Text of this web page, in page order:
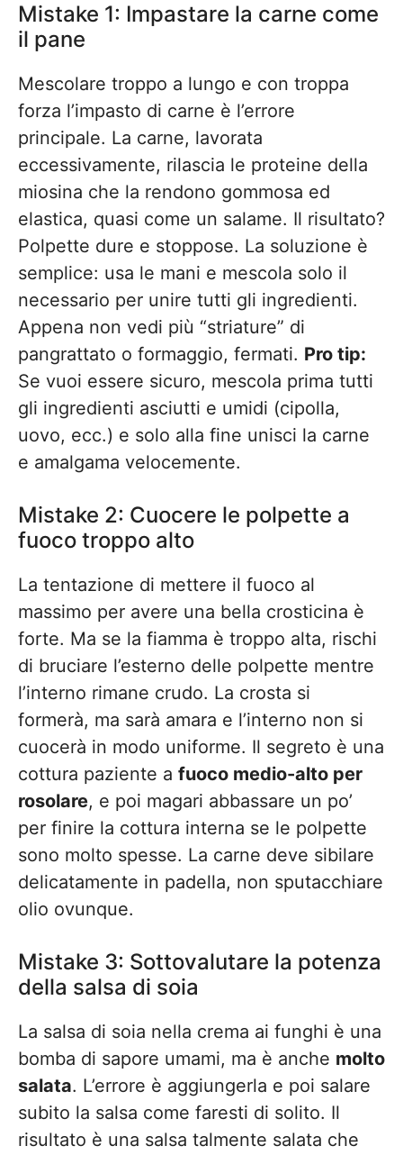
Mistake 1: Impastare la carne come
il pane
Mescolare troppo a lungo e con troppa
forza l’impasto di carne è l’errore
principale. La carne, lavorata
eccessivamente, rilascia le proteine della
miosina che la rendono gommosa ed
elastica, quasi come un salame. Il risultato?
Polpette dure e stoppose. La soluzione è
semplice: usa le mani e mescola solo il
necessario per unire tutti gli ingredienti.
Appena non vedi più “striature” di
pangrattato o formaggio, fermati. Pro tip:
Se vuoi essere sicuro, mescola prima tutti
gli ingredienti asciutti e umidi (cipolla,
uovo, ecc.) e solo alla fine unisci la carne
e amalgama velocemente.
Mistake 2: Cuocere le polpette a
fuoco troppo alto
La tentazione di mettere il fuoco al
massimo per avere una bella crosticina è
forte. Ma se la fiamma è troppo alta, rischi
di bruciare l’esterno delle polpette mentre
l’interno rimane crudo. La crosta si
formerà, ma sarà amara e l’interno non si
cuocerà in modo uniforme. Il segreto è una
cottura paziente a fuoco medio-alto per
rosolare, e poi magari abbassare un po’
per finire la cottura interna se le polpette
sono molto spesse. La carne deve sibilare
delicatamente in padella, non sputacchiare
olio ovunque.
Mistake 3: Sottovalutare la potenza
della salsa di soia
La salsa di soia nella crema ai funghi è una
bomba di sapore umami, ma è anche molto
salata. L’errore è aggiungerla e poi salare
subito la salsa come faresti di solito. Il
risultato è una salsa talmente salata che